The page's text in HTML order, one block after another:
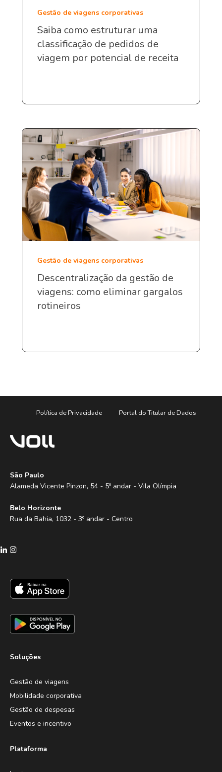
Gestão de viagens corporativas
Saiba como estruturar uma
classificação de pedidos de
viagem por potencial de receita
Gestão de viagens corporativas
Descentralização da gestão de
viagens: como eliminar gargalos
rotineiros
Política de Privacidade Portal do Titular de Dados
São Paulo
Alameda Vicente Pinzon, 54 - 5º andar - Vila Olímpia
Belo Horizonte
Rua da Bahia, 1032 - 3º andar - Centro
Soluções
Gestão de viagens
Mobilidade corporativa
Gestão de despesas
Eventos e incentivo
Plataforma